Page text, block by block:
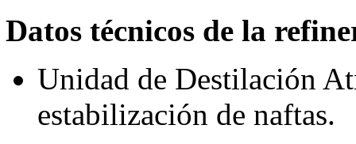
Datos técnicos de la
Unidad de Destilación
estabilización de naftas.